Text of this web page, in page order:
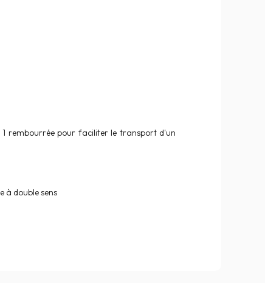
1 rembourrée pour faciliter le transport d'un
à double sens